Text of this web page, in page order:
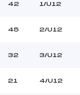
DUPONT
42 1/U12
45 2/U12
32 3/U12
21 4/U12